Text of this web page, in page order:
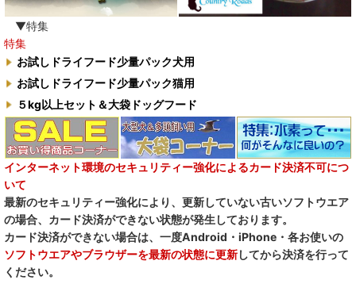
▼特集
特集
お試しドライフード少量パック犬用
お試しドライフード少量パック猫用
５kg以上セット＆大袋ドッグフード
インターネット環境のセキュリティー強化によるカード決済不可につ
いて
最新のセキュリティー強化により、更新していない古いソフトウエア
の場合、カード決済ができない状態が発生しております。
カード決済ができない場合は、一度Android・iPhone・各お使いの
ソフトウエアやブラウザーを最新の状態に更新してから決済を行って
ください。